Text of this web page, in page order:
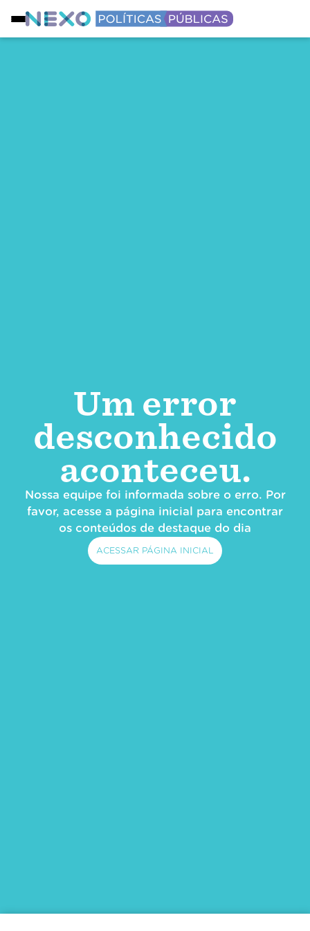
Um error
desconhecido
aconteceu.
Nossa equipe foi informada sobre o erro. Por
favor, acesse a página inicial para encontrar
os conteúdos de destaque do dia
ACESSAR PÁGINA INICIAL